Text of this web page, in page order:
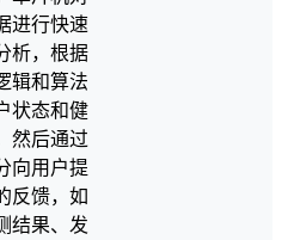
进行快速
析，根据
辑和算法
状态和健
然后通过
向用户提
反馈，如
结果、发